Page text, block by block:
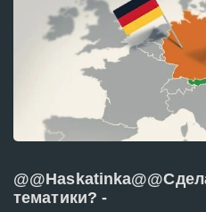
тематики? -